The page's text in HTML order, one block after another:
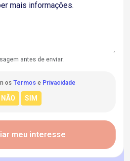
antes de enviar.
os Termos e Privacidade
meu interesse